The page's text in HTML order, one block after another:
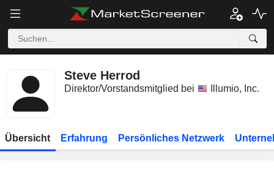
Steve Herrod
Direktor/Vorstandsmitglied bei Illumio, Inc.
Übersicht Erfahrung Persönliches Netzwerk